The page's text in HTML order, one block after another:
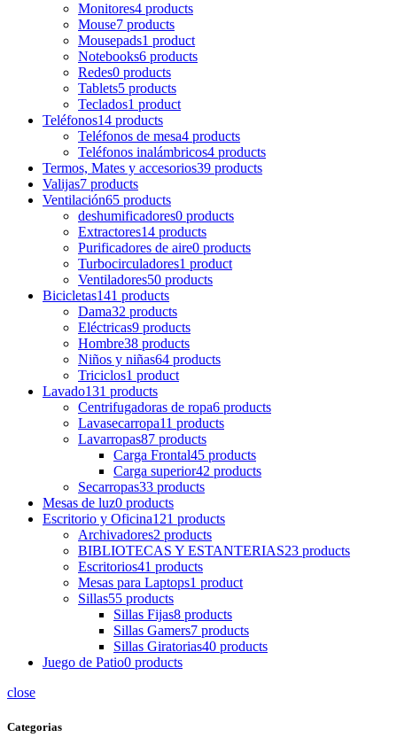
Monitores4 products
Mouse7 products
Mousepads1 product
Notebooks6 products
Redes0 products
Tablets5 products
Teclados1 product
Teléfonos14 products
Teléfonos de mesa4 products
Teléfonos inalámbricos4 products
Termos, Mates y accesorios39 products
Valijas7 products
Ventilación65 products
deshumificadores0 products
Extractores14 products
Purificadores de aire0 products
Turbocirculadores1 product
Ventiladores50 products
Bicicletas141 products
Dama32 products
Eléctricas9 products
Hombre38 products
Niños y niñas64 products
Triciclos1 product
Lavado131 products
Centrifugadoras de ropa6 products
Lavasecarropa11 products
Lavarropas87 products
Carga Frontal45 products
Carga superior42 products
Secarropas33 products
Mesas de luz0 products
Escritorio y Oficina121 products
Archivadores2 products
BIBLIOTECAS Y ESTANTERIAS23 products
Escritorios41 products
Mesas para Laptops1 product
Sillas55 products
Sillas Fijas8 products
Sillas Gamers7 products
Sillas Giratorias40 products
Juego de Patio0 products
close
Categorias